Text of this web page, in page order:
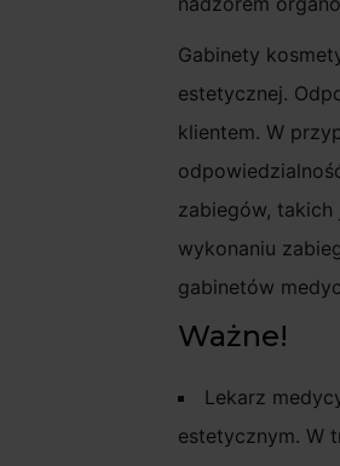
Gabinety
estetycznej.
klientem. W
zabiegów, takich
wykonaniu
gabinetów
Ważne!
Lekarz
estetycznym. W